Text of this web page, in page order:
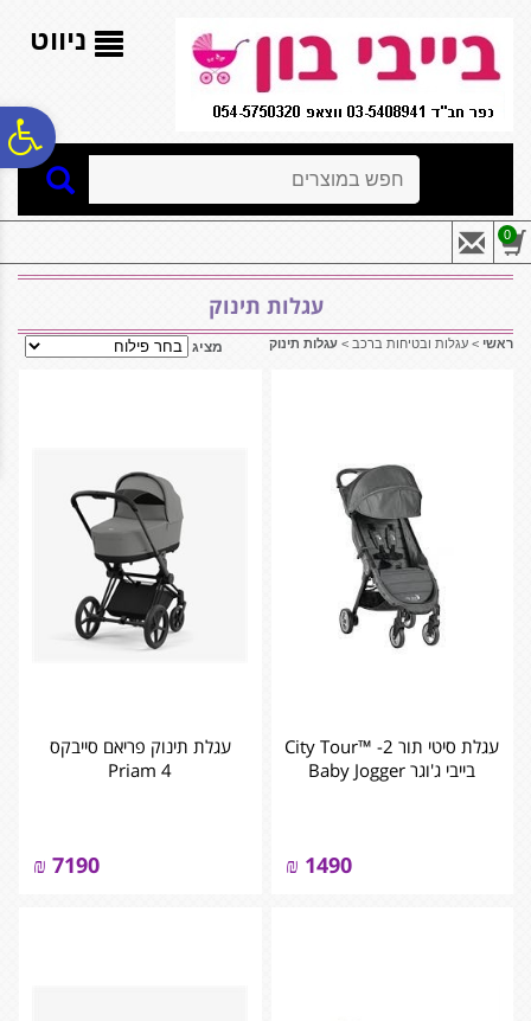
נגישות
אתר
המרכזי
ניווט
0
עגלות תינוק
ראשי > עגלות ובטיחות ברכב > עגלות תינוק מציג
עגלת סיטי תור 2- ™City Tour
בייבי ג'וגר Baby Jogger
1490
₪
עגלת תינוק פריאם סייבקס
Priam 4
7190
₪